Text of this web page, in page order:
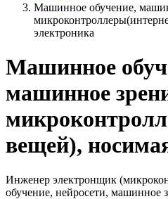
Машинное обучение,
электроника
Машинное
машинное
вещей),
Инженер электронщик
обучение, нейросети, машинное